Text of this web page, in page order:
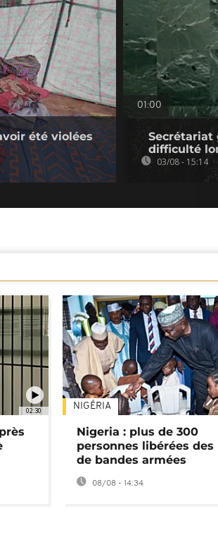
été violées
01:00
Secrétariat
difficulté
03/08 - 15:14
02:30 NIGÉRIA
Nigeria : plus de 300
personnes libérées des
de bandes armées
08/08 - 14:34